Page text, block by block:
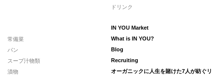
ドリンク
常備菜
パン
スープ汁物類
漬物
IN YOU Market
What is IN YOU?
Blog
Recruiting
オーガニックに人生を賭けた7人が紡ぐリ